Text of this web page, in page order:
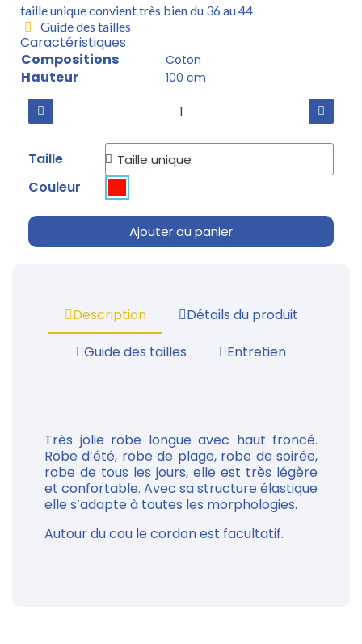
taille unique convient très bien du 36 au 44
Guide des tailles
Caractéristiques
Compositions
Coton
Hauteur 100 cm
Taille
Couleur
Ajouter au panier
Description
Détails du produit
Guide des tailles
Entretien
Très jolie robe longue avec haut froncé.
Robe d’été, robe de plage, robe de soirée,
robe de tous les jours, elle est très légère
et confortable. Avec sa structure élastique
elle s’adapte à toutes les morphologies.
Autour du cou le cordon est facultatif.